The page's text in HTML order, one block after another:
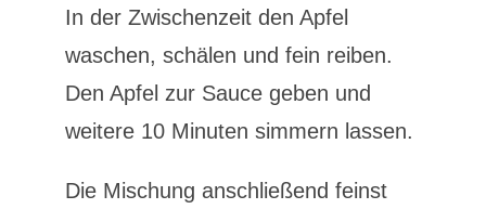
In der Zwischenzeit den Apfel
waschen, schälen und fein reiben.
Den Apfel zur Sauce geben und
weitere 10 Minuten simmern lassen.
Die Mischung anschließend feinst